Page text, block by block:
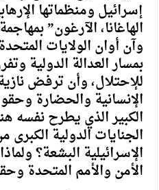
إسرائيل ومنظماتها
الهاغانا، الآرغون”
وآن أوان الولايات
بمسار العدالة الدولية
للإحتلال، وأن ترفض
الإنسانية والحضارة
الكبير الذي يطرح نفسه
الجنايات الدولية
الإسرائيلية البشعة؟
الأمن والأمم المتحدة